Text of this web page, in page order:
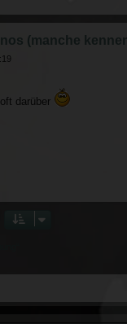
(manche
darüber